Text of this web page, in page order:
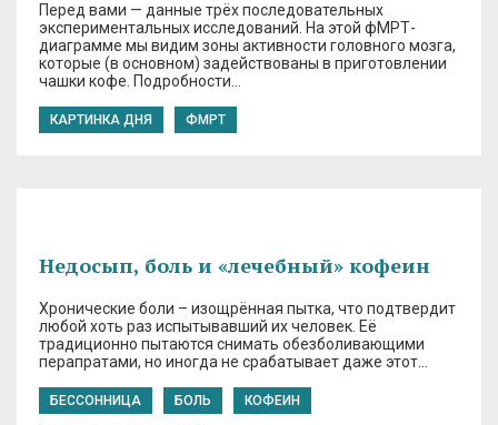
Перед вами — данные трёх последовательных
экспериментальных исследований. На этой фМРТ-
диаграмме мы видим зоны активности головного мозга,
которые (в основном) задействованы в приготовлении
чашки кофе. Подробности…
КАРТИНКА ДНЯ ФМРТ
Недосып, боль и «лечебный» кофеин
Хронические боли – изощрённая пытка, что подтвердит
любой хоть раз испытывавший их человек. Её
традиционно пытаются снимать обезболивающими
перапратами, но иногда не срабатывает даже этот…
БЕССОННИЦА БОЛЬ КОФЕИН